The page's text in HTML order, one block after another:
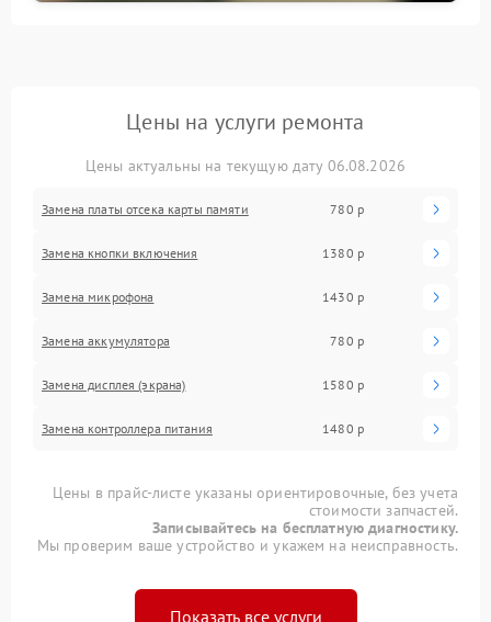
Цены на услуги ремонта
Цены актуальны на текущую дату 06.08.2026
Замена платы отсека карты памяти 780 р
Замена кнопки включения 1380 р
Замена микрофона 1430 р
Замена аккумулятора 780 р
Замена дисплея (экрана) 1580 р
Замена контроллера питания 1480 р
Цены в прайс-листе указаны ориентировочные, без учета
стоимости запчастей.
Записывайтесь на бесплатную диагностику.
Мы проверим ваше устройство и укажем на неисправность.
Показать все услуги